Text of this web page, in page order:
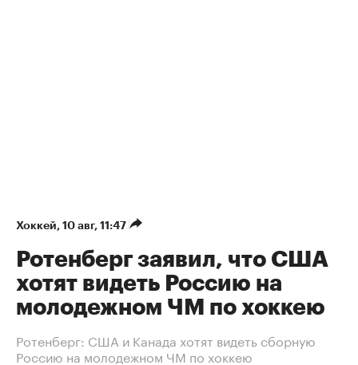
Хоккей 10 авг, 11:47
Ротенберг заявил, что США
хотят видеть Россию на
молодежном ЧМ по хоккею
Ротенберг: США и Канада хотят видеть сборную
Россию на молодежном ЧМ по хоккею